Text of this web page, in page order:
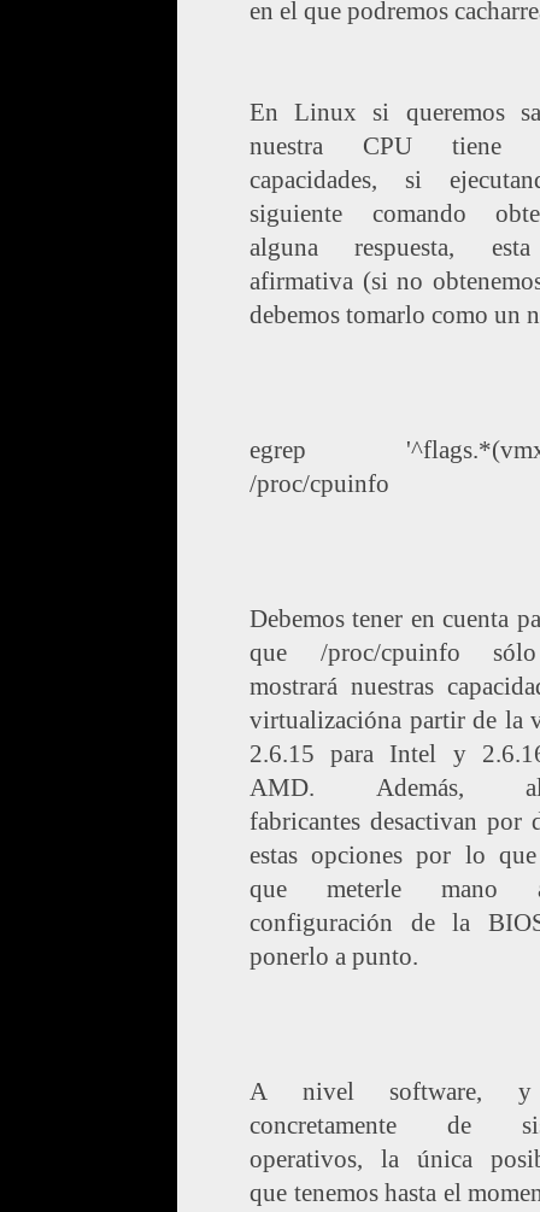
en el que podremos
En Linux si queremos
nuestra CPU tiene
capacidades, si
siguiente comando
alguna respuesta,
afirmativa (si no
debemos tomarlo como un
egrep
/proc/cpuinfo
Debemos tener en cuenta
que /proc/cpuinfo
mostrará nuestras
virtualizacióna partir de la
2.6.15 para Intel y
AMD. Además,
fabricantes desactivan por
estas opciones por lo
que meterle
configuración de la
ponerlo a punto.
A nivel software, y
concretamente de
operativos, la única
que tenemos hasta el